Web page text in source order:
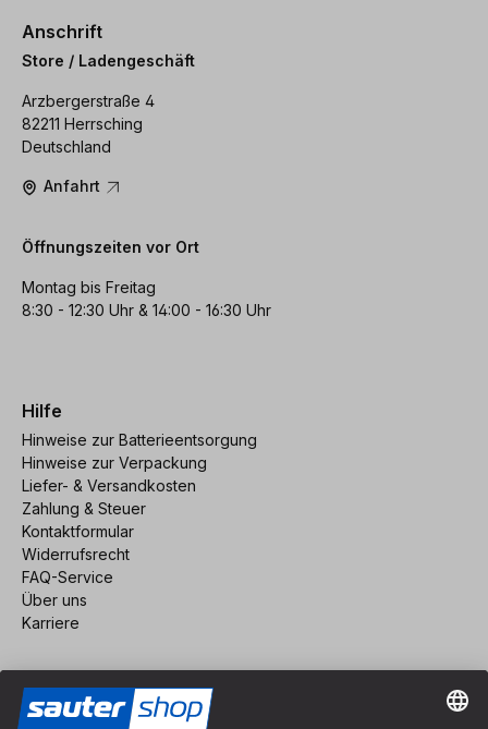
Anschrift
Store / Ladengeschäft
Arzbergerstraße 4
82211 Herrsching
Deutschland
Anfahrt
Öffnungszeiten vor Ort
Montag bis Freitag
8:30 - 12:30 Uhr & 14:00 - 16:30 Uhr
Hilfe
Hinweise zur Batterieentsorgung
Hinweise zur Verpackung
Liefer- & Versandkosten
Zahlung & Steuer
Kontaktformular
Widerrufsrecht
FAQ-Service
Über uns
Karriere